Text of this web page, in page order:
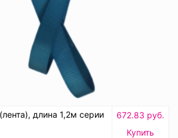
длина 1,2м серии
672.83 руб.
Купить